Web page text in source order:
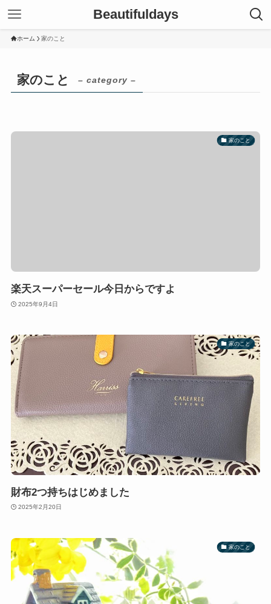
Beautifuldays
ホーム 家のこと
家のこと – category –
家のこと
楽天スーパーセール今日からですよ
2025年9月4日
家のこと
財布2つ持ちはじめました
2025年2月20日
家のこと